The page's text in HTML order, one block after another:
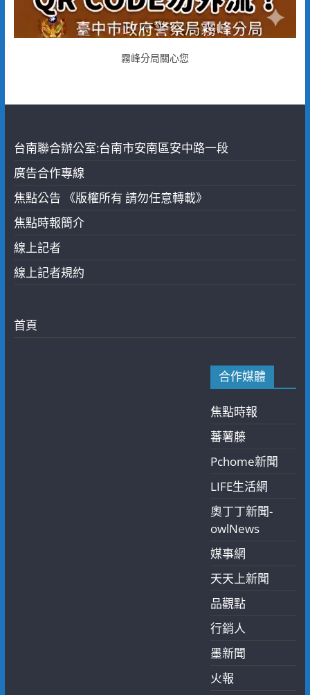
霧峰分局關心您
台南聯合辦公室:台南市安南區安中路一段
廣告合作專線
焦點公告 《版權所有 請勿任意轉載》
焦點時報簡介
線上記者
線上記者規約
首頁
合作媒體
焦點時報
蕃薯藤
Pchome新聞
LIFE生活網
奧丁丁新聞-
owlNews
媒事網
天天上新聞
品觀點
行銷人
墨新聞
火報